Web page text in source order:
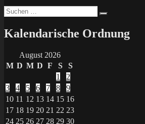
Suchen
nach:
Kalendarische Ordnung
August 2026
M D M D F S
S
1
2
3
4 5 6 7 8
9
10 11 12 13 14 15 16
17 18 19 20 21 22 23
24 25 26 27 28 29 30